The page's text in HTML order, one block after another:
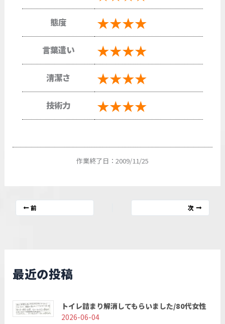
態度 ★★★★
言葉遣い ★★★★
清潔さ ★★★★
技術力 ★★★★
作業終了日：2009/11/25
前 次
最近の投稿
トイレ詰まり解消してもらいました/80代女性
2026-06-04